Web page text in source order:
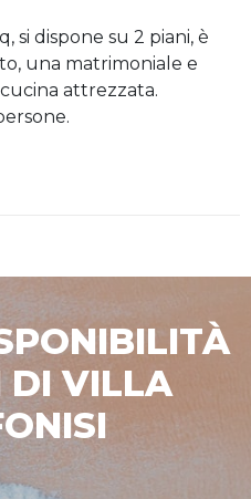
si dispone su 2 piani, è
una matrimoniale e
attrezzata.
DI VILLA